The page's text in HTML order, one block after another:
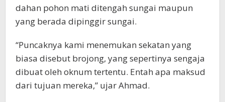
dahan pohon mati ditengah sungai maupun
yang berada dipinggir sungai.
“Puncaknya kami menemukan sekatan yang
biasa disebut brojong, yang sepertinya sengaja
dibuat oleh oknum tertentu. Entah apa maksud
dari tujuan mereka,” ujar Ahmad.